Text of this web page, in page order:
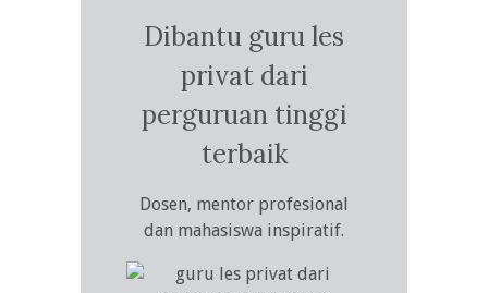
Dibantu guru les
privat dari
perguruan tinggi
terbaik
Dosen, mentor profesional
dan mahasiswa inspiratif.